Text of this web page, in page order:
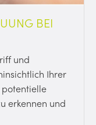
BEI
und
Ihrer
potentielle
erkennen und